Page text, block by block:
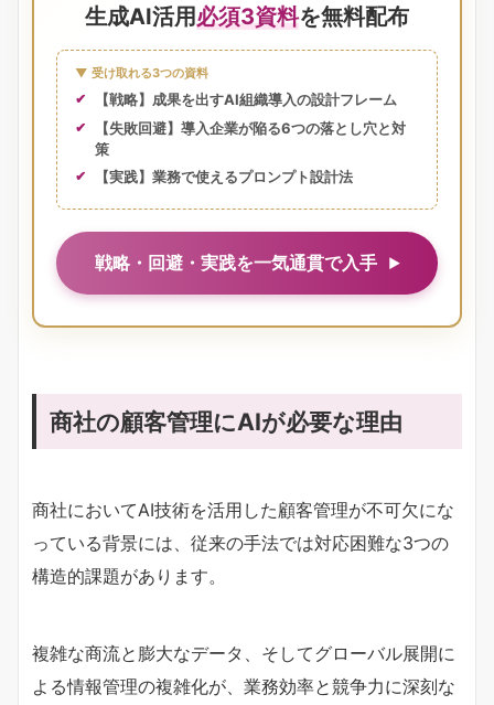
生成AI活用必須3資料を無料配布
▼ 受け取れる3つの資料
【戦略】成果を出すAI組織導入の設計フレーム
【失敗回避】導入企業が陥る6つの落とし穴と対
策
【実践】業務で使えるプロンプト設計法
戦略・回避・実践を一気通貫で入手
商社の顧客管理にAIが必要な理由
商社においてAI技術を活用した顧客管理が不可欠にな
っている背景には、従来の手法では対応困難な3つの
構造的課題があります。
複雑な商流と膨大なデータ、そしてグローバル展開に
よる情報管理の複雑化が、業務効率と競争力に深刻な